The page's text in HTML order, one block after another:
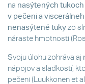
na nasýtených tukoch
v pečeni a
nenasýtené tuky zo
náraste hmotnosti
Svoju úlohu zohráva aj
nápojov a sladkostí,
pečeni (Luukkonen et